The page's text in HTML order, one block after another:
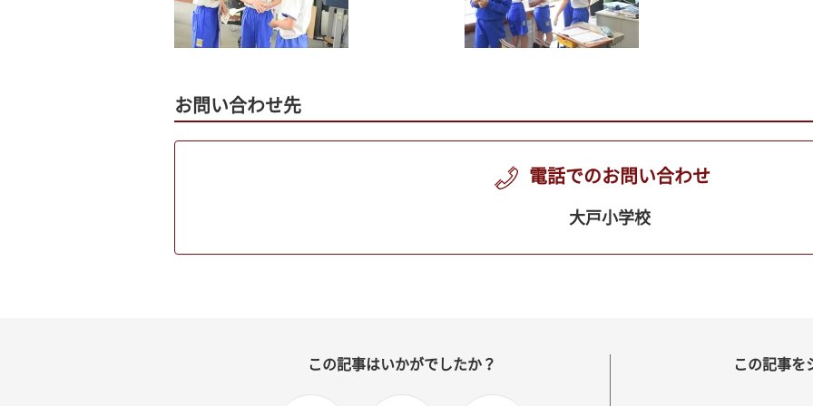
お問い合わせ先
電話でのお問い合わせ
大戸小学校
この記事はいかがでしたか？ この記事を